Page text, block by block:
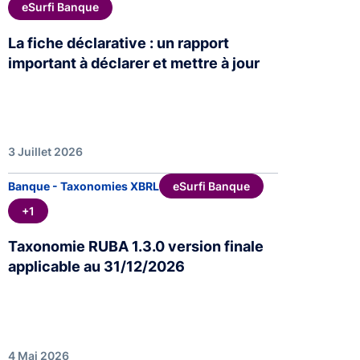
eSurfi Banque
La fiche déclarative : un rapport
important à déclarer et mettre à jour
3 Juillet 2026
Banque - Taxonomies XBRL
eSurfi Banque
+1
Taxonomie RUBA 1.3.0 version finale
applicable au 31/12/2026
4 Mai 2026